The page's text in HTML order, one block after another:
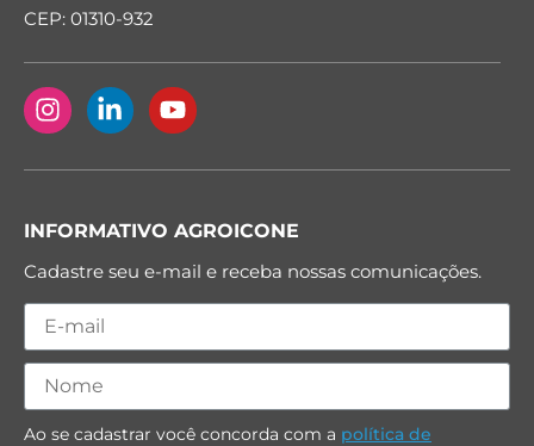
CEP: 01310-932
INFORMATIVO AGROICONE
Cadastre seu e-mail e receba nossas comunicações.
Ao se cadastrar você concorda com a política de